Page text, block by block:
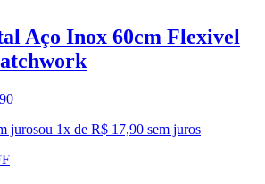
Aço Inox 60cm Flexivel
90
jurosou 1x de R$ 17,90 sem juros